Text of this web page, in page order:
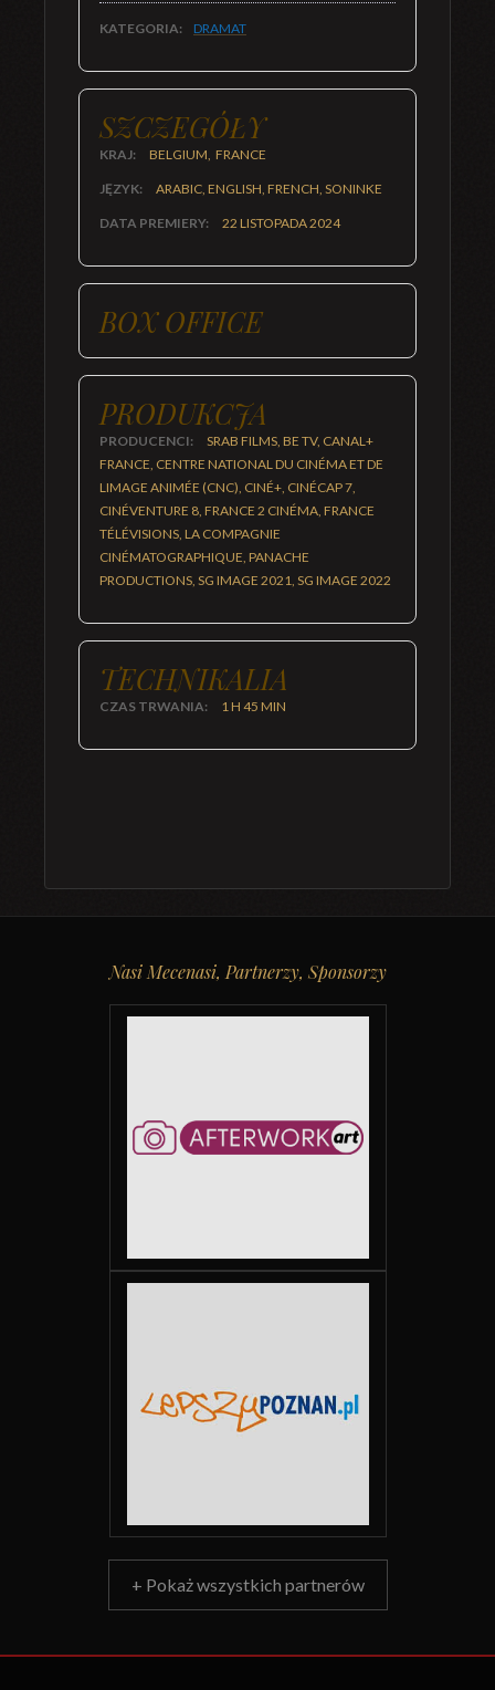
KATEGORIA: DRAMAT
SZCZEGÓŁY
KRAJ: BELGIUM, FRANCE
JĘZYK: ARABIC, ENGLISH, FRENCH, SONINKE
DATA PREMIERY: 22 LISTOPADA 2024
BOX OFFICE
PRODUKCJA
PRODUCENCI:
SRAB FILMS, BE TV, CANAL+
FRANCE, CENTRE NATIONAL DU CINÉMA ET DE
LIMAGE ANIMÉE (CNC), CINÉ+, CINÉCAP 7,
CINÉVENTURE 8, FRANCE 2 CINÉMA, FRANCE
TÉLÉVISIONS, LA COMPAGNIE
CINÉMATOGRAPHIQUE, PANACHE
PRODUCTIONS, SG IMAGE 2021, SG IMAGE 2022
TECHNIKALIA
CZAS TRWANIA: 1 H 45 MIN
Nasi Mecenasi, Partnerzy, Sponsorzy
+ Pokaż wszystkich partnerów